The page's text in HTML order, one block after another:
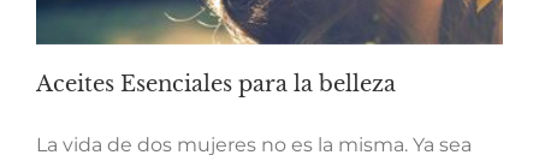
Aceites Esenciales para la belleza
La vida de dos mujeres no es la misma. Ya sea